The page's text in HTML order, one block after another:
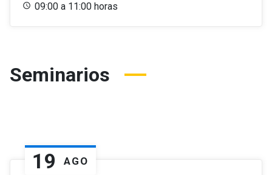
09:00 a 11:00 horas
Seminarios
19 AGO